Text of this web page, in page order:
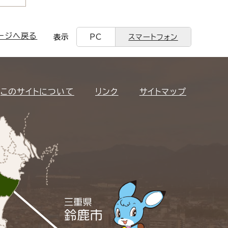
ジへ戻る 表示 PC スマートフォン
このサイトについて リンク サイトマップ